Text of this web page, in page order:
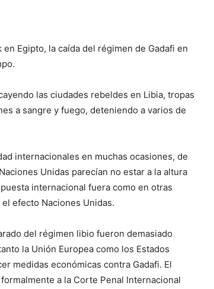
Egipto, la caída del régimen de Gadafi en
las ciudades rebeldes en Libia, tropas
a sangre y fuego, deteniendo a varios de
internacionales en muchas ocasiones, de
Unidas parecían no estar a la altura
internacional fuera como en otras
efecto Naciones Unidas.
del régimen libio fueron demasiado
la Unión Europea como los Estados
medidas económicas contra Gadafi. El
a la Corte Penal Internacional